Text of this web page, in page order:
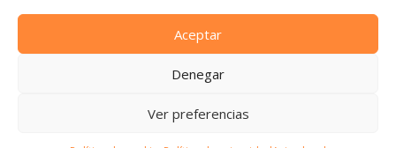
Aceptar
Denegar
Ver preferencias
Dirección:
Calle Manuel Allende, 12, 48010 Bilbao, Vizcaya
Teléfono:
info@pastaypizzagrossi.com